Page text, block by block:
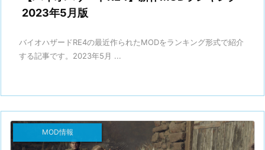
2023年5月版
バイオハザードRE4の最近作られたMODをランキング形式で紹介
する記事です。2023年5月 ...
MOD情報